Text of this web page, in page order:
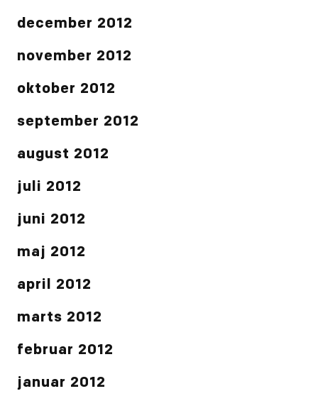
december 2012
november 2012
oktober 2012
september 2012
august 2012
juli 2012
juni 2012
maj 2012
april 2012
marts 2012
februar 2012
januar 2012